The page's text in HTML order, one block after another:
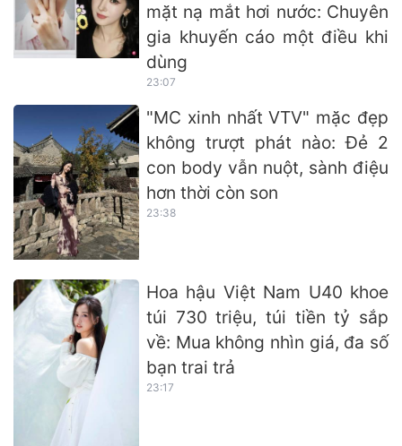
mặt nạ mắt hơi nước: Chuyên
gia khuyến cáo một điều khi
dùng
23:07
"MC xinh nhất VTV" mặc đẹp
không trượt phát nào: Đẻ 2
con body vẫn nuột, sành điệu
hơn thời còn son
23:38
Hoa hậu Việt Nam U40 khoe
túi 730 triệu, túi tiền tỷ sắp
về: Mua không nhìn giá, đa số
bạn trai trả
23:17